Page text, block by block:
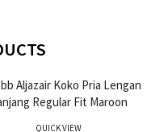
QUICK VIEW